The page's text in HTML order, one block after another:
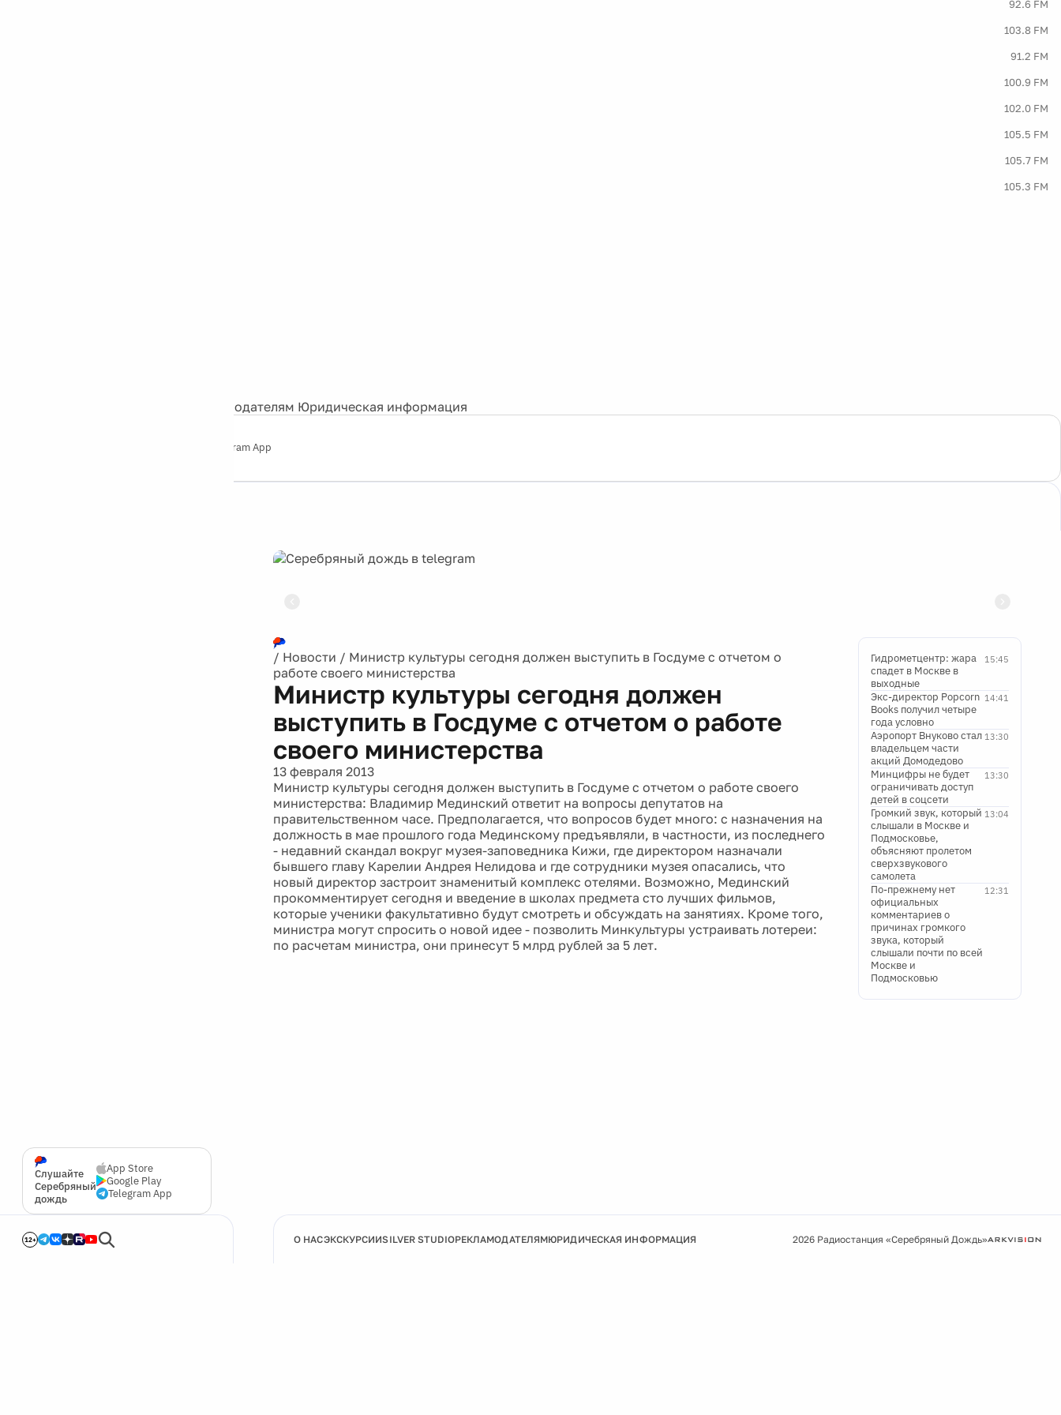
92.6 FM
103.8 FM
91.2 FM
100.9 FM
102.0 FM
105.5 FM
105.7 FM
105.3 FM
Рекламодателям Юридическая информация
Telegram App
Слушайте
Серебряный
дождь
App Store
Google Play
Telegram App
12+
/ Новости / Министр культуры сегодня должен выступить в Госдуме с отчетом о
работе своего министерства
Министр культуры сегодня должен
выступить в Госдуме с отчетом о работе
своего министерства
13 февраля 2013
Министр культуры сегодня должен выступить в Госдуме с отчетом о работе своего
министерства: Владимир Мединский ответит на вопросы депутатов на
правительственном часе. Предполагается, что вопросов будет много: с назначения на
должность в мае прошлого года Мединскому предъявляли, в частности, из последнего
- недавний скандал вокруг музея-заповедника Кижи, где директором назначали
бывшего главу Карелии Андрея Нелидова и где сотрудники музея опасались, что
новый директор застроит знаменитый комплекс отелями. Возможно, Мединский
прокомментирует сегодня и введение в школах предмета сто лучших фильмов,
которые ученики факультативно будут смотреть и обсуждать на занятиях. Кроме того,
министра могут спросить о новой идее - позволить Минкультуры устраивать лотереи:
по расчетам министра, они принесут 5 млрд рублей за 5 лет.
15:45
Гидрометцентр: жара
спадет в Москве в
выходные
14:41
Экс-директор Popcorn
Books получил четыре
года условно
13:30
Аэропорт Внуково стал
владельцем части
акций Домодедово
13:30
Минцифры не будет
ограничивать доступ
детей в соцсети
13:04
Громкий звук, который
слышали в Москве и
Подмосковье,
объясняют пролетом
сверхзвукового
самолета
12:31
По-прежнему нет
официальных
комментариев о
причинах громкого
звука, который
слышали почти по всей
Москве и
Подмосковью
О НАСЭКСКУРСИИSILVER STUDIOРЕКЛАМОДАТЕЛЯМЮРИДИЧЕСКАЯ ИНФОРМАЦИЯ 2026 Радиостанция «Серебряный Дождь»